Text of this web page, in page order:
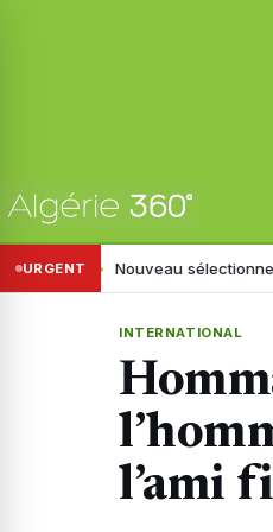
URGENTNouveau sélectionneur de
INTERNATIONAL
l’ami